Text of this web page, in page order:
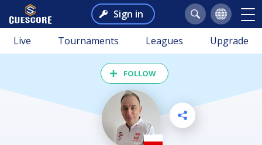
Sign in
Live Tournaments Leagues Upgrade
FOLLOW